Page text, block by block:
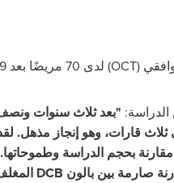
(
OCT) لدى 70 مريضًا بعد 9 أشهر لتقييم النتائج الوعائية
"بعد ثلاث سنوات
بحجم الدراسة وطموحاتها.
صارمة بين بالون DCB